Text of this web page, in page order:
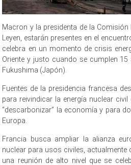
Macron y la presidenta de la Comisión
Leyen, estarán presentes en el
celebra en un momento de crisis
Oriente y justo cuando se cumplen
Fukushima (Japón).
Fuentes de la presidencia francesa
para reivindicar la energía nuclear
“descarbonizar” la economía y para
Europa.
Francia busca ampliar la alianza
nuclear para usos civiles, actualmente
una reunión de alto nivel que se